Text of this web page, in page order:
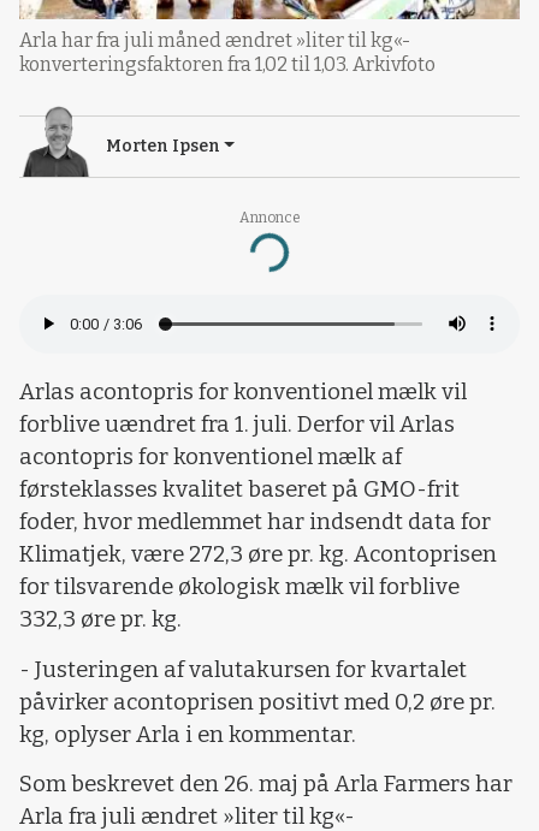
Annonce
Loading...
Arla har fra juli måned ændret »liter til kg«-
konverteringsfaktoren fra 1,02 til 1,03. Arkivfoto
Morten Ipsen
Arlas acontopris for konventionel mælk vil
forblive uændret fra 1. juli. Derfor vil Arlas
acontopris for konventionel mælk af
førsteklasses kvalitet baseret på GMO-frit
foder, hvor medlemmet har indsendt data for
Klimatjek, være 272,3 øre pr. kg. Acontoprisen
for tilsvarende økologisk mælk vil forblive
332,3 øre pr. kg.
- Justeringen af valutakursen for kvartalet
påvirker acontoprisen positivt med 0,2 øre pr.
kg, oplyser Arla i en kommentar.
Som beskrevet den 26. maj på Arla Farmers har
Arla fra juli ændret »liter til kg«-